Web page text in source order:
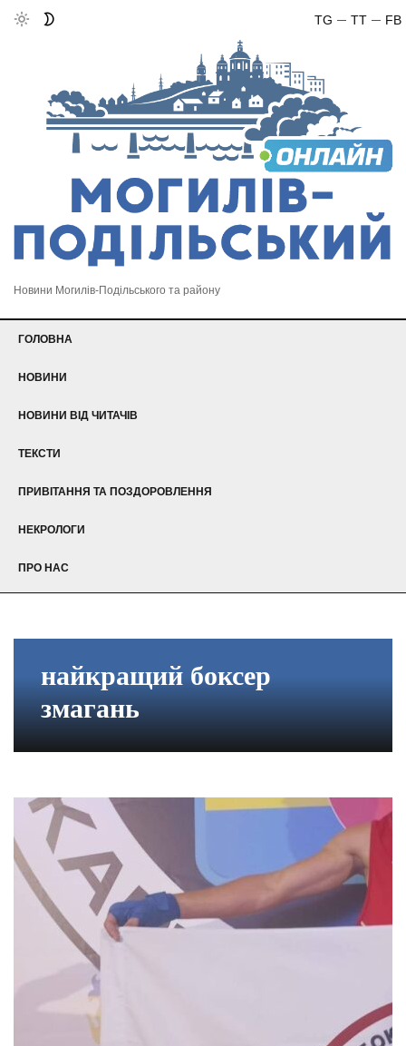
FB
TT
TG
Новини Могилів-Подільського та району
ГОЛОВНА
НОВИНИ
НОВИНИ ВІД ЧИТАЧІВ
ТЕКСТИ
ПРИВІТАННЯ ТА ПОЗДОРОВЛЕННЯ
НЕКРОЛОГИ
ПРО НАС
найкращий боксер
змагань